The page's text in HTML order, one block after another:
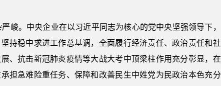
峻。中央企业在以习近平同志为核心的党中央坚强领导下，
持稳中求进工作总基调，全面履行经济责任、政治责任和社
、抗击新冠肺炎疫情等大战大考中顶梁柱作用充分彰显，在
担急难险重任务、保障和改善民生中姓党为民政治本色充分